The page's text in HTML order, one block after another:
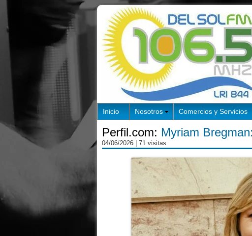
Inicio Nosotros Comercios y Servicios
Perfil.com: Myriam
04/06/2026 | 71 visitas